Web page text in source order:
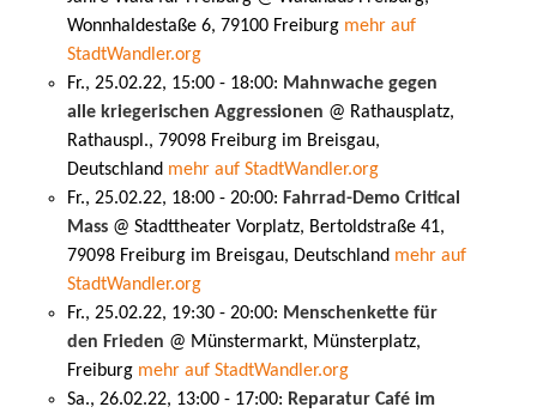
Wonnhaldestaße 6, 79100 Freiburg mehr auf
StadtWandler.org
Fr., 25.02.22, 15:00 - 18:00: Mahnwache gegen
alle kriegerischen Aggressionen @ Rathausplatz,
Rathauspl., 79098 Freiburg im Breisgau,
Deutschland mehr auf StadtWandler.org
Fr., 25.02.22, 18:00 - 20:00: Fahrrad-Demo Critical
Mass @ Stadttheater Vorplatz, Bertoldstraße 41,
79098 Freiburg im Breisgau, Deutschland mehr auf
StadtWandler.org
Fr., 25.02.22, 19:30 - 20:00: Menschenkette für
den Frieden @ Münstermarkt, Münsterplatz,
Freiburg mehr auf StadtWandler.org
Sa., 26.02.22, 13:00 - 17:00: Reparatur Café im